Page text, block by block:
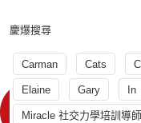
慶爆搜尋
Carman Cats
Elaine Gary In
Miracle 社交力學培訓導師